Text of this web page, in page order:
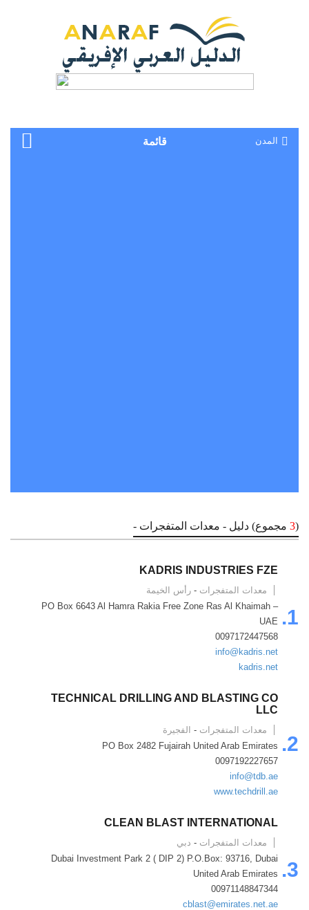
قائمة المدن
(
3 مجموع) دليل - معدات المتفجرات -
1.
KADRIS INDUSTRIES FZE
معدات المتفجرات - رأس الخيمة
PO Box 6643 Al Hamra Rakia Free Zone Ras Al Khaimah –
UAE
0097172447568
info@kadris.net
kadris.net
2.
TECHNICAL DRILLING AND BLASTING CO
LLC
معدات المتفجرات - الفجيرة
PO Box 2482 Fujairah United Arab Emirates
0097192227657
info@tdb.ae
www.techdrill.ae
3.
CLEAN BLAST INTERNATIONAL
معدات المتفجرات - دبي
Dubai Investment Park 2 ( DIP 2) P.O.Box: 93716, Dubai
United Arab Emirates
00971148847344
cblast@emirates.net.ae